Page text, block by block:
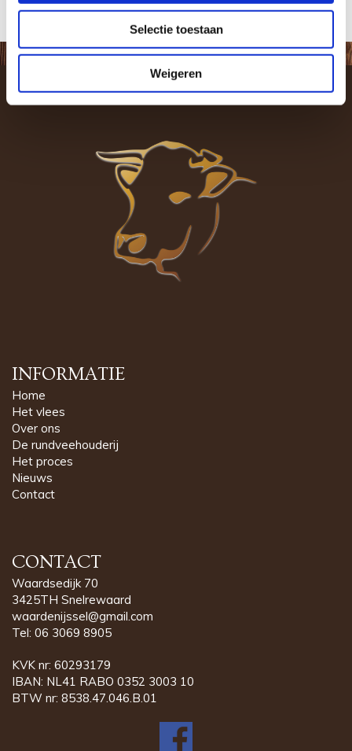
Selectie toestaan
Weigeren
INFORMATIE
Home
Het vlees
Over ons
De rundveehouderij
Het proces
Nieuws
Contact
CONTACT
Waardsedijk 70
3425TH Snelrewaard
waardenijssel@gmail.com
Tel: 06 3069 8905
KVK nr: 60293179
IBAN: NL41 RABO 0352 3003 10
BTW nr: 8538.47.046.B.01